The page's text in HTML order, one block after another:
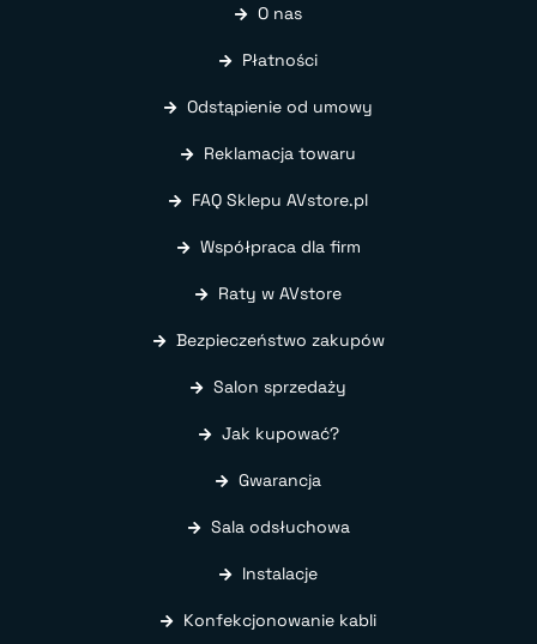
O nas
Płatności
Odstąpienie od umowy
Reklamacja towaru
FAQ Sklepu AVstore.pl
Współpraca dla firm
Raty w AVstore
Bezpieczeństwo zakupów
Salon sprzedaży
Jak kupować?
Gwarancja
Sala odsłuchowa
Instalacje
Konfekcjonowanie kabli